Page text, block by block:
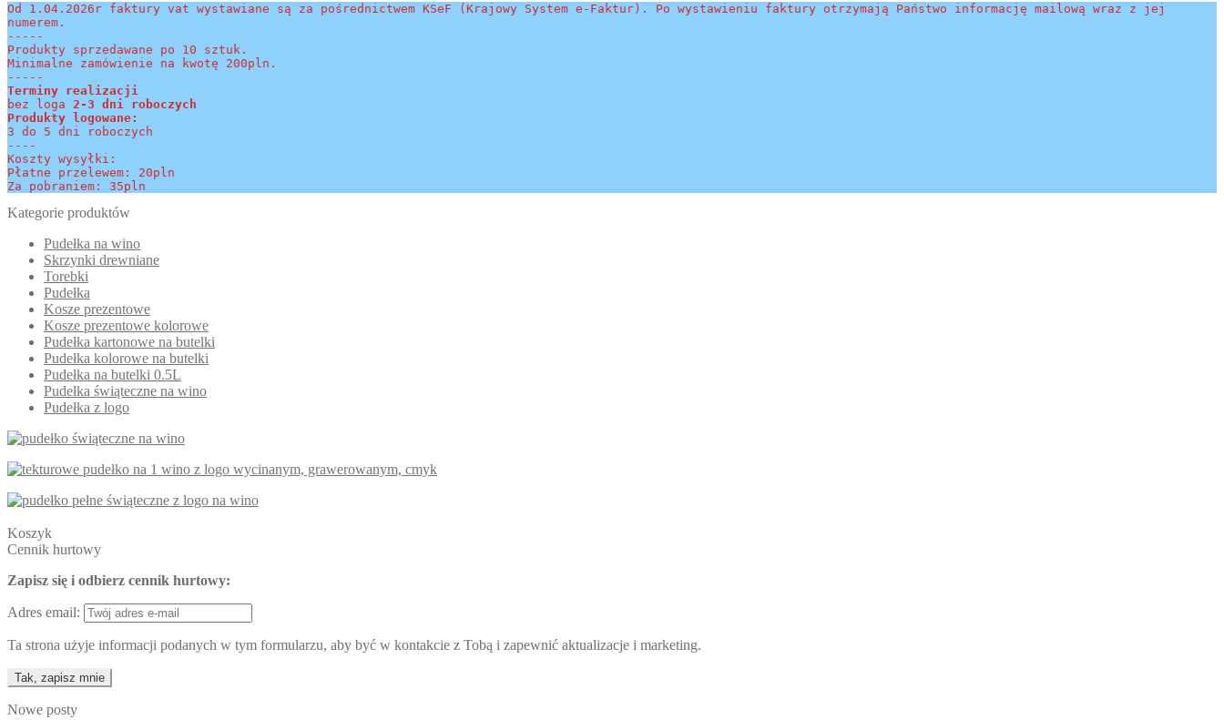
Od 1.04.2026r faktury vat wystawiane są za pośrednictwem KSeF (Krajowy System e-Faktur). Po wystawieniu faktury otrzymają Państwo informację mailową wraz z jej
numerem.
-----
Produkty sprzedawane po 10 sztuk.
Minimalne zamówienie na kwotę 200pln.
-----
Terminy realizacji
bez loga 2-3 dni roboczych
Produkty logowane:
3 do 5 dni roboczych
----
Koszty wysyłki:
Płatne przelewem: 20pln
Za pobraniem: 35pln
Kategorie produktów
Pudełka na wino
Skrzynki drewniane
Torebki
Pudełka
Kosze prezentowe
Kosze prezentowe kolorowe
Pudełka kartonowe na butelki
Pudełka kolorowe na butelki
Pudełka na butelki 0.5L
Pudełka świąteczne na wino
Pudełka z logo
Koszyk
Cennik hurtowy
Zapisz się i odbierz cennik hurtowy:
Adres email:
Ta strona użyje informacji podanych w tym formularzu, aby być w kontakcie z Tobą i zapewnić aktualizacje i marketing.
Nowe posty